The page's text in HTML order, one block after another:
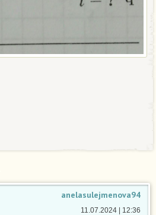
anelasulejmenova94
11.07.2024 | 12:36